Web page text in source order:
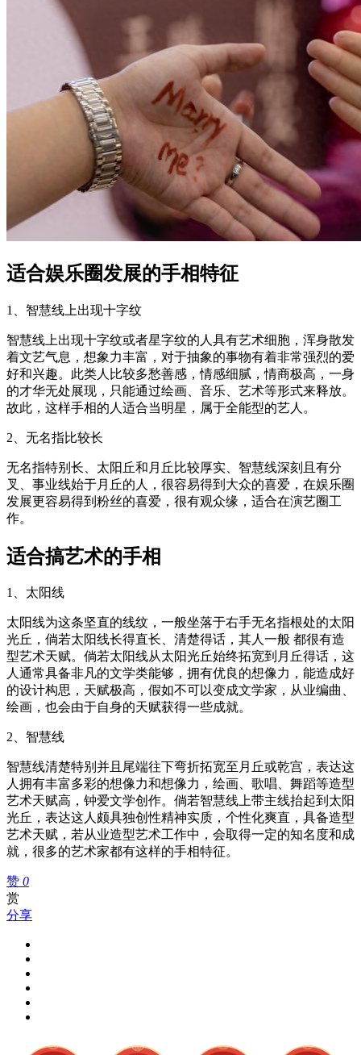
适合娱乐圈发展的手相特征
1、智慧线上出现十字纹
智慧线上出现十字纹或者星字纹的人具有艺术细胞，浑身散发
着文艺气息，想象力丰富，对于抽象的事物有着非常强烈的爱
好和兴趣。此类人比较多愁善感，情感细腻，情商极高，一身
的才华无处展现，只能通过绘画、音乐、艺术等形式来释放。
故此，这样手相的人适合当明星，属于全能型的艺人。
2、无名指比较长
无名指特别长、太阳丘和月丘比较厚实、智慧线深刻且有分
叉、事业线始于月丘的人，很容易得到大众的喜爱，在娱乐圈
发展更容易得到粉丝的喜爱，很有观众缘，适合在演艺圈工
作。
适合搞艺术的手相
1、太阳线
太阳线为这条坚直的线纹，一般坐落于右手无名指根处的太阳
光丘，倘若太阳线长得直长、清楚得话，其人一般 都很有造
型艺术天赋。倘若太阳线从太阳光丘始终拓宽到月丘得话，这
人通常具备非凡的文学类能够，拥有优良的想像力，能造成好
的设计构思，天赋极高，假如不可以变成文学家，从业编曲、
绘画，也会由于自身的天赋获得一些成就。
2、智慧线
智慧线清楚特别并且尾端往下弯折拓宽至月丘或乾宫，表达这
人拥有丰富多彩的想像力和想像力，绘画、歌唱、舞蹈等造型
艺术天赋高，钟爱文学创作。倘若智慧线上带主线抬起到太阳
光丘，表达这人颇具独创性精神实质，个性化爽直，具备造型
艺术天赋，若从业造型艺术工作中，会取得一定的知名度和成
就，很多的艺术家都有这样的手相特征。
赞 0
赏
分享